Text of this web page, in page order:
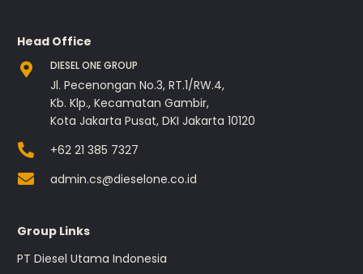
Head Office
DIESEL ONE GROUP
Jl. Pecenongan No.3, RT.1/RW.4,
Kb. Klp., Kecamatan Gambir,
Kota Jakarta Pusat, DKI Jakarta 10120
+62 21 385 7327
admin.cs@dieselone.co.id
Group Links
PT Diesel Utama Indonesia